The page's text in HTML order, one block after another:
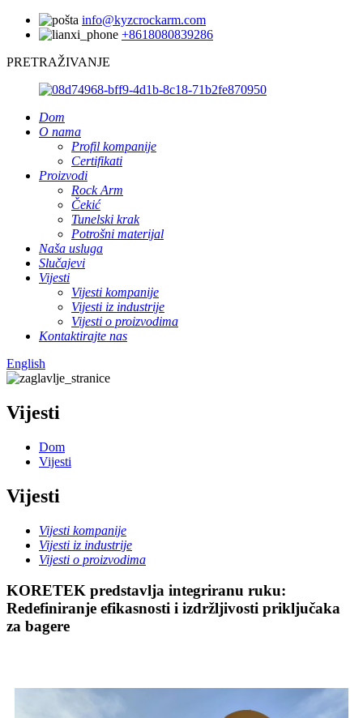
info@kyzcrockarm.com
+8618080839286
PRETRAŽIVANJE
Dom
O nama
Profil kompanije
Certifikati
Proizvodi
Rock Arm
Čekić
Tunelski krak
Potrošni materijal
Naša usluga
Slučajevi
Vijesti
Vijesti kompanije
Vijesti iz industrije
Vijesti o proizvodima
Kontaktirajte nas
English
Vijesti
Dom
Vijesti
Vijesti
Vijesti kompanije
Vijesti iz industrije
Vijesti o proizvodima
KORETEK predstavlja integriranu ruku:
Redefiniranje efikasnosti i izdržljivosti priključaka
za bagere